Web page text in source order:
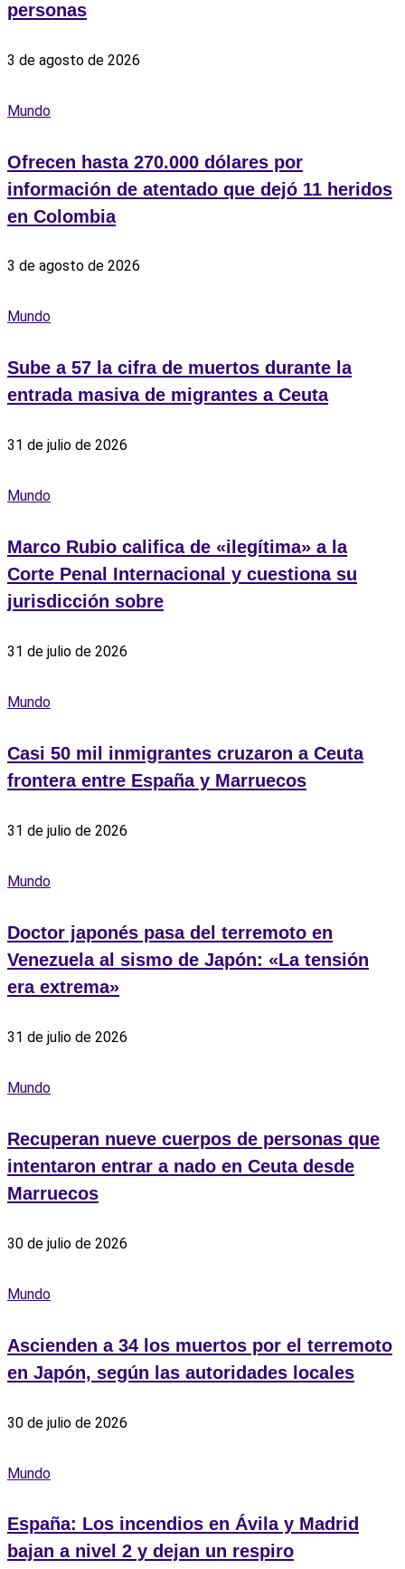
personas
3 de agosto de 2026
Mundo
Ofrecen hasta 270.000 dólares por
información de atentado que dejó 11 heridos
en Colombia
3 de agosto de 2026
Mundo
Sube a 57 la cifra de muertos durante la
entrada masiva de migrantes a Ceuta
31 de julio de 2026
Mundo
Marco Rubio califica de «ilegítima» a la
Corte Penal Internacional y cuestiona su
jurisdicción sobre
31 de julio de 2026
Mundo
Casi 50 mil inmigrantes cruzaron a Ceuta
frontera entre España y Marruecos
31 de julio de 2026
Mundo
Doctor japonés pasa del terremoto en
Venezuela al sismo de Japón: «La tensión
era extrema»
31 de julio de 2026
Mundo
Recuperan nueve cuerpos de personas que
intentaron entrar a nado en Ceuta desde
Marruecos
30 de julio de 2026
Mundo
Ascienden a 34 los muertos por el terremoto
en Japón, según las autoridades locales
30 de julio de 2026
Mundo
España: Los incendios en Ávila y Madrid
bajan a nivel 2 y dejan un respiro